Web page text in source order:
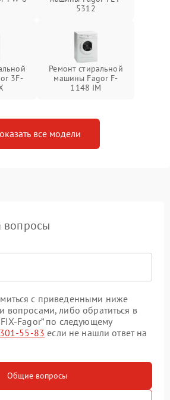
5312
3F-
Ремонт стиральной
машины Fagor F-
1148 IM
все модели
вопросы
с приведенными ниже
вопросами, либо обратиться в
Fagor” по следующему
55-83 если не нашли ответ на
Общие вопросы